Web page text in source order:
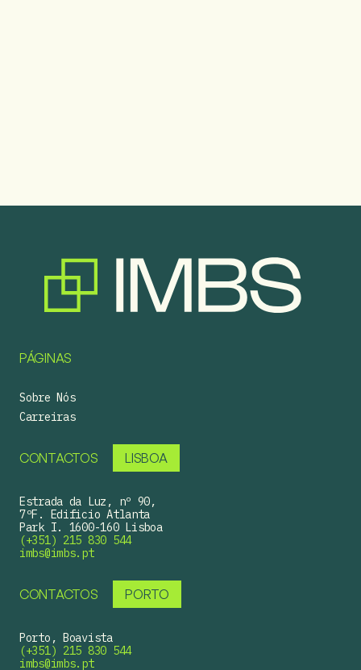
PÁGINAS
Sobre Nós
Carreiras
CONTACTOS LISBOA
Estrada da Luz, nº 90,
7ºF. Edificio Atlanta
Park I. 1600-160 Lisboa
(+351) 215 830 544
imbs@imbs.pt
CONTACTOS PORTO
Porto, Boavista
(+351) 215 830 544
imbs@imbs.pt